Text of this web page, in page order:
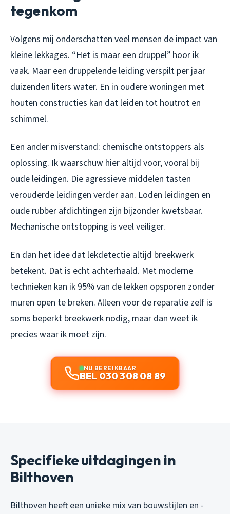
tegenkom
Volgens mij onderschatten veel mensen de impact van
kleine lekkages. “Het is maar een druppel” hoor ik
vaak. Maar een druppelende leiding verspilt per jaar
duizenden liters water. En in oudere woningen met
houten constructies kan dat leiden tot houtrot en
schimmel.
Een ander misverstand: chemische ontstoppers als
oplossing. Ik waarschuw hier altijd voor, vooral bij
oude leidingen. Die agressieve middelen tasten
verouderde leidingen verder aan. Loden leidingen en
oude rubber afdichtingen zijn bijzonder kwetsbaar.
Mechanische ontstopping is veel veiliger.
En dan het idee dat lekdetectie altijd breekwerk
betekent. Dat is echt achterhaald. Met moderne
technieken kan ik 95% van de lekken opsporen zonder
muren open te breken. Alleen voor de reparatie zelf is
soms beperkt breekwerk nodig, maar dan weet ik
precies waar ik moet zijn.
NU BEREIKBAAR
BEL 030 308 08 89
Specifieke uitdagingen in
Bilthoven
Bilthoven heeft een unieke mix van bouwstijlen en -